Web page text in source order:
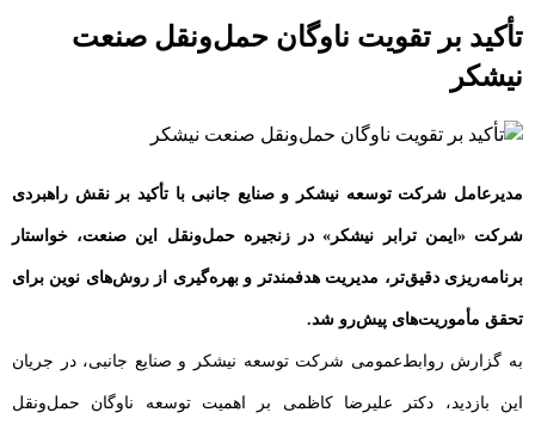
تأکید بر تقویت ناوگان حمل‌ونقل صنعت
نیشکر
مدیرعامل شرکت توسعه نیشکر و صنایع جانبی با تأکید بر نقش راهبردی
شرکت «ایمن ترابر نیشکر» در زنجیره حمل‌ونقل این صنعت، خواستار
برنامه‌ریزی دقیق‌تر، مدیریت هدفمندتر و بهره‌گیری از روش‌های نوین برای
تحقق مأموریت‌های پیش‌رو شد.
به گزارش روابط‌عمومی شرکت توسعه نیشکر و صنایع جانبی، در جریان
این بازدید، دکتر علیرضا کاظمی بر اهمیت توسعه ناوگان حمل‌ونقل